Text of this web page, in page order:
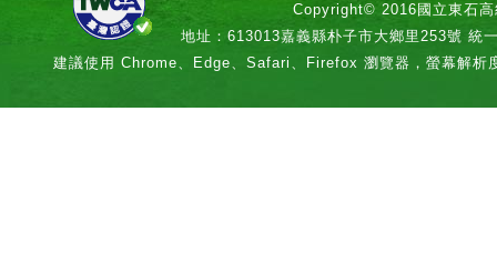
Copyright© 2016國立東石高
地址：613013嘉義縣朴子市大鄉里253號 統
建議使用 Chrome、Edge、Safari、Firefox 瀏覽器，螢幕解